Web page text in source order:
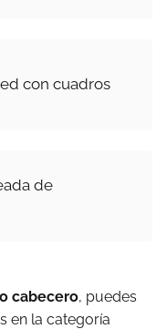
con cuadros
de
cabecero, puedes
en la categoría